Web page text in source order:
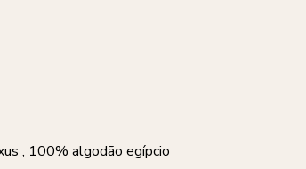
, 100% algodão egípcio